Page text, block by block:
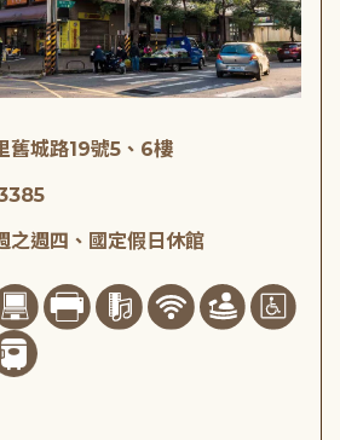
舊城路19號5、6樓
之週四、國定假日休館